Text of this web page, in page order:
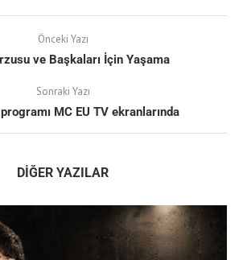
Önceki Yazı
ve Başkaları İçin Yaşama
Sonraki Yazı
MC EU TV ekranlarında
DIĞER YAZILAR